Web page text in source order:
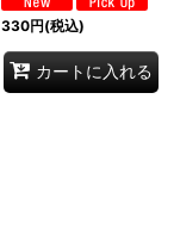
330円(税込)
カートに入れる